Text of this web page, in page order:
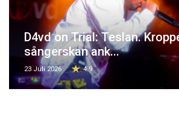
D4vd on Trial: Teslan.
sångerskan ank...
23 Juli 2026 4.9